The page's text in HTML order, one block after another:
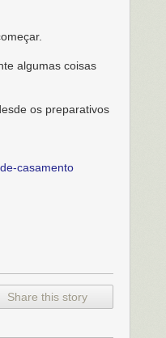
algumas coisas
os preparativos
casamento
Share this story